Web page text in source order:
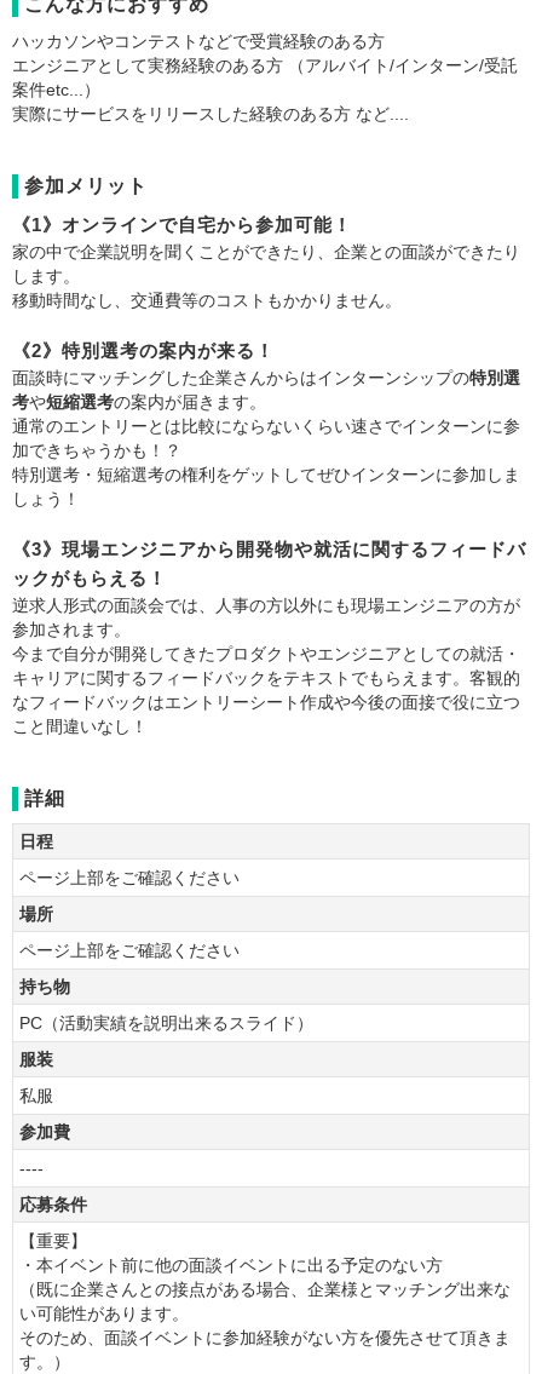
こんな方におすすめ
ハッカソンやコンテストなどで受賞経験のある方
エンジニアとして実務経験のある方 （アルバイト/インターン/受託
案件etc...）
実際にサービスをリリースした経験のある方 など....
参加メリット
《1》オンラインで自宅から参加可能！
家の中で企業説明を聞くことができたり、企業との面談ができたり
します。
移動時間なし、交通費等のコストもかかりません。
《2》特別選考の案内が来る！
面談時にマッチングした企業さんからはインターンシップの特別選
考や短縮選考の案内が届きます。
通常のエントリーとは比較にならないくらい速さでインターンに参
加できちゃうかも！？
特別選考・短縮選考の権利をゲットしてぜひインターンに参加しま
しょう！
《3》現場エンジニアから開発物や就活に関するフィードバ
ックがもらえる！
逆求人形式の面談会では、人事の方以外にも現場エンジニアの方が
参加されます。
今まで自分が開発してきたプロダクトやエンジニアとしての就活・
キャリアに関するフィードバックをテキストでもらえます。客観的
なフィードバックはエントリーシート作成や今後の面接で役に立つ
こと間違いなし！
詳細
日程
ページ上部をご確認ください
場所
ページ上部をご確認ください
持ち物
PC（活動実績を説明出来るスライド）
服装
私服
参加費
----
応募条件
【重要】
・本イベント前に他の面談イベントに出る予定のない方
（既に企業さんとの接点がある場合、企業様とマッチング出来な
い可能性があります。
そのため、面談イベントに参加経験がない方を優先させて頂きま
す。）